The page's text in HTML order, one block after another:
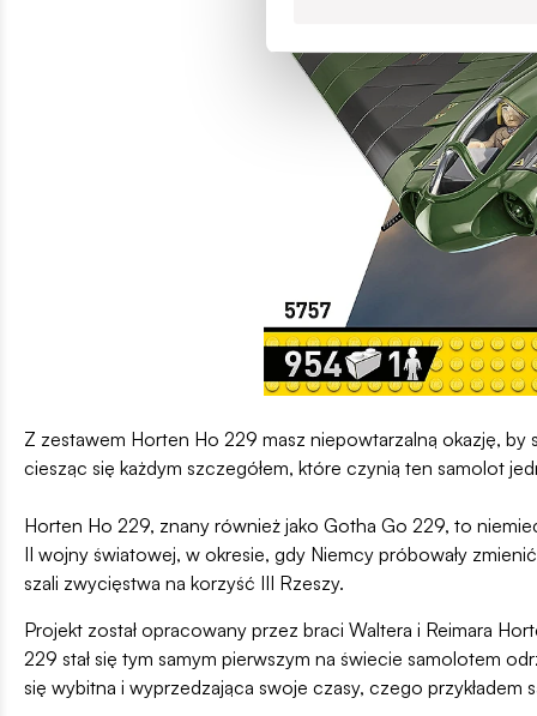
Z zestawem Horten Ho 229 masz niepowtarzalną okazję, by
ciesząc się każdym szczegółem, które czynią ten samolot
Horten Ho 229, znany również jako Gotha Go 229, to
II wojny światowej, w okresie, gdy Niemcy próbowały
szali zwycięstwa na korzyść III Rzeszy.
Projekt został opracowany przez braci Waltera i Reimara
229 stał się tym samym pierwszym na świecie samolotem
się wybitna i wyprzedzająca swoje czasy, czego